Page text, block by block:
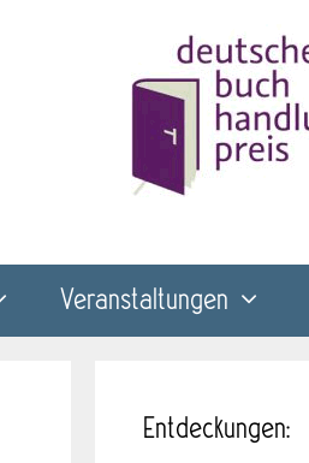
Veranstaltungen
Entdeckungen: